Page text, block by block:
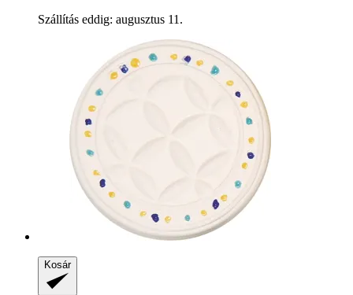
Szállítás eddig: augusztus 11.
Kosár